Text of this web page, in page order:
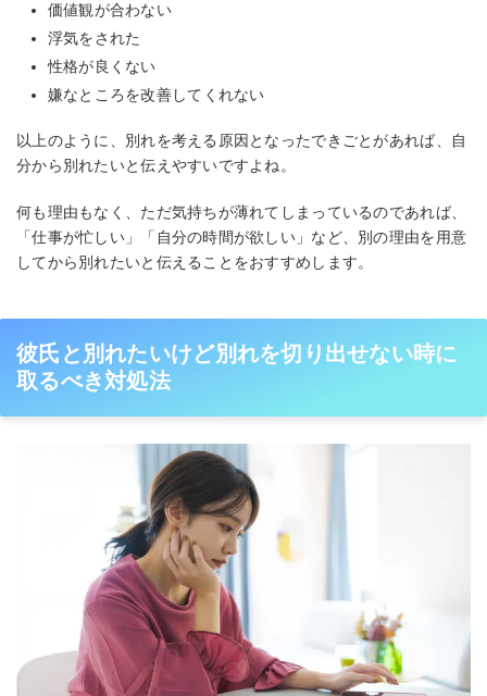
価値観が合わない
浮気をされた
性格が良くない
嫌なところを改善してくれない
以上のように、別れを考える原因となったできごとがあれば、自
分から別れたいと伝えやすいですよね。
何も理由もなく、ただ気持ちが薄れてしまっているのであれば、
「仕事が忙しい」「自分の時間が欲しい」など、別の理由を用意
してから別れたいと伝えることをおすすめします。
彼氏と別れたいけど別れを切り出せない時に
取るべき対処法